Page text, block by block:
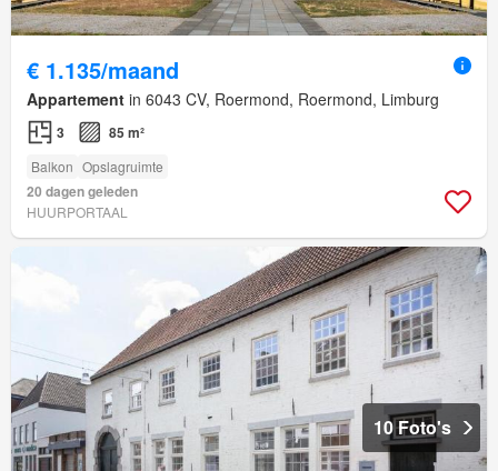
€ 1.135/maand
Appartement in 6043 CV, Roermond, Roermond, Limburg
3 85 m²
Balkon Opslagruimte
20 dagen geleden
HUURPORTAAL
10 Foto's